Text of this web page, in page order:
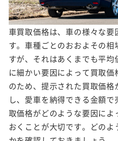
車買取価格は、車の様々な要
す。車種ごとのおおよその
すが、それはあくまでも平
に細かい要因によって買取
のため、提示された買取価
し、愛車を納得できる金額
取価格がどのような要因に
おくことが大切です。どの